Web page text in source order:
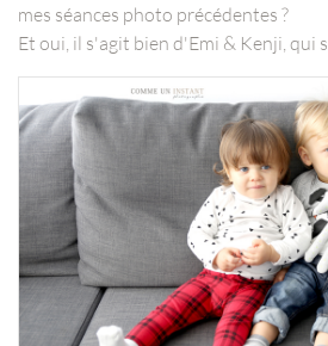
mes séances photo précédentes ?
Et oui, il s'agit bien d'Emi & Kenji, qui